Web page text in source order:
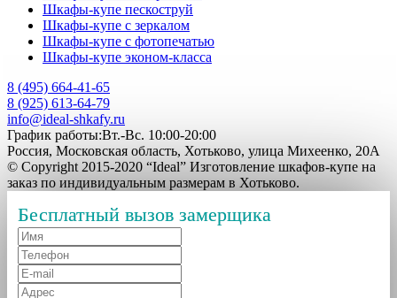
Шкафы-купе пескоструй
Шкафы-купе с зеркалом
Шкафы-купе с фотопечатью
Шкафы-купе эконом-класса
8 (495) 664-41-65
8 (925) 613-64-79
info@ideal-shkafy.ru
График работы:Вт.-Вс. 10:00-20:00
Россия, Московская область, Хотьково, улица Михеенко, 20А
© Copyright 2015-2020 “Ideal” Изготовление шкафов-купе на
заказ по индивидуальным размерам в Хотьково.
Бесплатный вызов замерщика